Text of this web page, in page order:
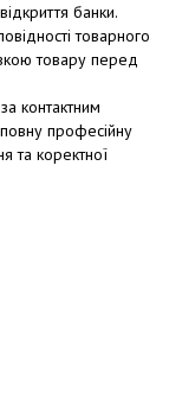
банки.
товарного
товару перед
контактним
професійну
та коректної